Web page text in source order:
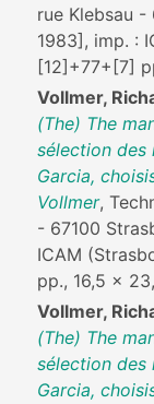
rue Klebsau
1983], imp. :
[12]+77+[7]
Vollmer,
(The) The
sélection des
Garcia,
Vollmer,
- 67100
ICAM
pp., 16,5 x
Vollmer,
(The) The
sélection des
Garcia,